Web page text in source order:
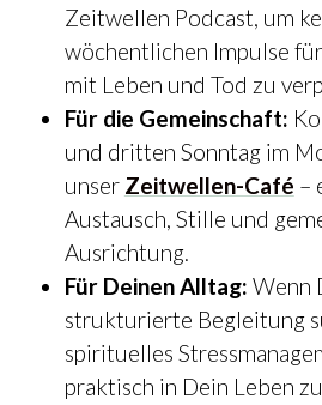
Zeitwellen Podcast, um
wöchentlichen Impulse
mit Leben und Tod zu
Für die Gemeinschaft:
und dritten Sonntag im
unser Zeitwellen-Café –
Austausch, Stille und
Ausrichtung.
Für Deinen Alltag: Wenn
strukturierte Begleitung
spirituelles
praktisch in Dein Leben